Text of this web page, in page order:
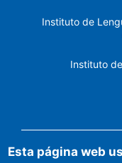
Instituto de
Instituto
Esta página web